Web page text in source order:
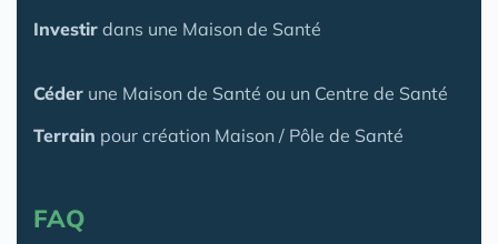
Investir dans une Maison de Santé
Céder une Maison de Santé ou un Centre de Santé
Terrain pour création Maison / Pôle de Santé
FAQ